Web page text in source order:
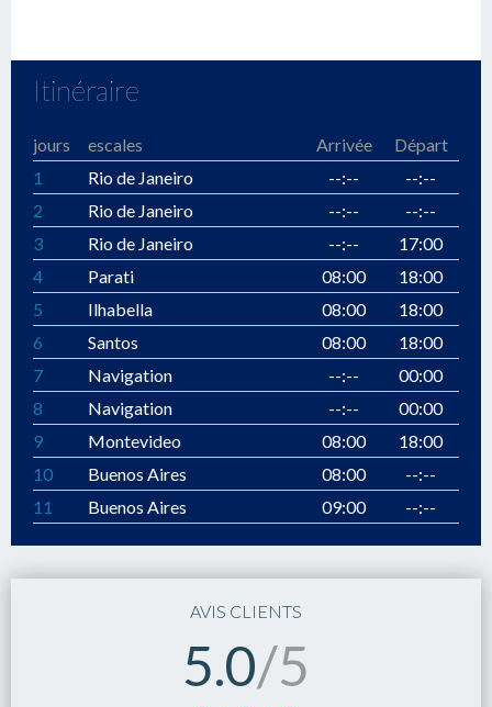
Itinéraire
jours escales Arrivée
Départ
1
Rio de Janeiro --:--
--:--
2
Rio de Janeiro --:--
--:--
3
Rio de Janeiro --:--
17:00
4
Parati 08:00
18:00
5
Ilhabella 08:00
18:00
6
Santos 08:00
18:00
7
Navigation --:--
00:00
8
Navigation --:--
00:00
9
Montevideo 08:00
18:00
10
Buenos Aires 08:00
--:--
11
Buenos Aires 09:00 --:--
AVIS CLIENTS
5.0/5